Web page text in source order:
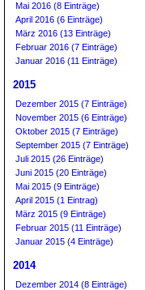
Mai 2016 (8 Einträge)
April 2016 (6 Einträge)
März 2016 (13 Einträge)
Februar 2016 (7 Einträge)
Januar 2016 (11 Einträge)
2015
Dezember 2015 (7 Einträge)
November 2015 (6 Einträge)
Oktober 2015 (7 Einträge)
September 2015 (7 Einträge)
Juli 2015 (26 Einträge)
Juni 2015 (20 Einträge)
Mai 2015 (9 Einträge)
April 2015 (1 Eintrag)
März 2015 (9 Einträge)
Februar 2015 (11 Einträge)
Januar 2015 (4 Einträge)
2014
Dezember 2014 (8 Einträge)